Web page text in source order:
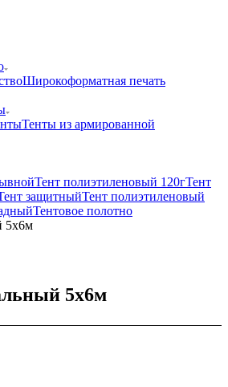
Широкоформатная печать
Тенты из армированной
Тент полиэтиленовый 120гТент
защитныйТент полиэтиленовый
Тентовое полотно
5х6м
5х6м